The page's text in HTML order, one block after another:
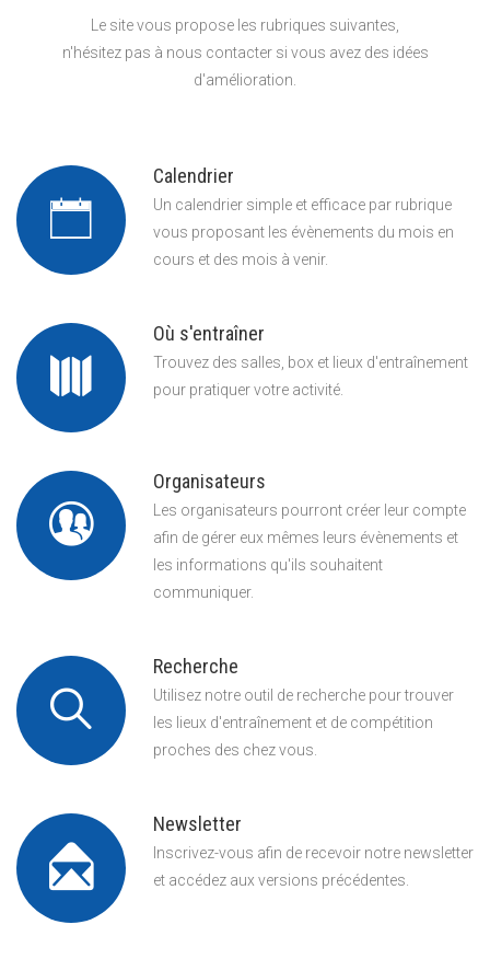
Le site vous propose les rubriques suivantes,
n'hésitez pas à nous contacter si vous avez des idées
d'amélioration.
Calendrier
Un calendrier simple et efficace par rubrique
vous proposant les évènements du mois en
cours et des mois à venir.
Où s'entraîner
Trouvez des salles, box et lieux d'entraînement
pour pratiquer votre activité.
Organisateurs
Les organisateurs pourront créer leur compte
afin de gérer eux mêmes leurs évènements et
les informations qu'ils souhaitent
communiquer.
Recherche
Utilisez notre outil de recherche pour trouver
les lieux d'entraînement et de compétition
proches des chez vous.
Newsletter
Inscrivez-vous afin de recevoir notre newsletter
et accédez aux versions précédentes.